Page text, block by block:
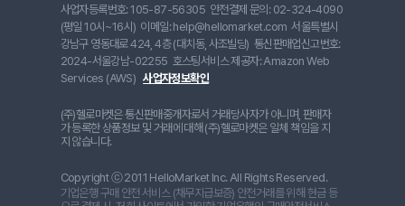
사업자등록번호: 105-87-56305 안전결제 문의: 02-324-4090
(평일 10시~16시) 이메일: help@hellomarket.com 서울특별시
강남구 영동대로 424, 4층 (대치동, 사조빌딩) 통신판매업신고번호:
2024-서울강남-02255 호스팅서비스 제공자: Amazon Web
Services (AWS) 사업자정보확인
(주)헬로마켓은 통신판매중개자로서 거래당사자가 아니며, 판매자
가 등록한 상품정보 및 거래에 대해 (주)헬로마켓은 일체 책임을 지
지 않습니다.
Copyright ⓒ 2011 HelloMarket Inc. All Rights Reserved.
기업은행 구매 안전 서비스 (채무지급보증) 안전거래를 위해 현금 등